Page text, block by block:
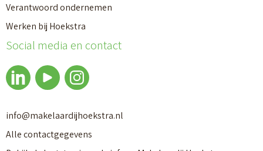
Makelaardij
Verantwoord ondernemen
Werken bij Hoekstra
Social media en contact
info@makelaardijhoekstra.nl
Alle contactgegevens